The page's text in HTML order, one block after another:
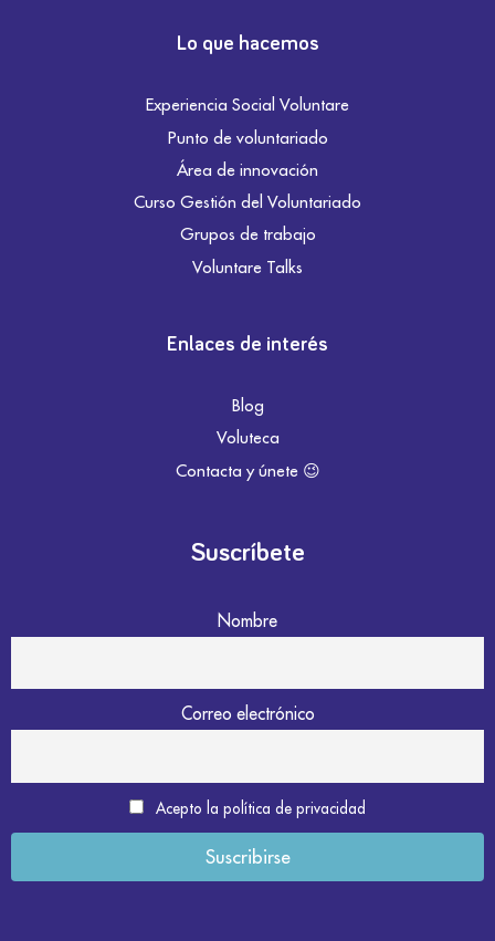
Lo que hacemos
Experiencia Social Voluntare
Punto de voluntariado
Área de innovación
Curso Gestión del Voluntariado
Grupos de trabajo
Voluntare Talks
Enlaces de interés
Blog
Voluteca
Contacta y únete 😉
Suscríbete
Nombre
Correo electrónico
Acepto la política de privacidad